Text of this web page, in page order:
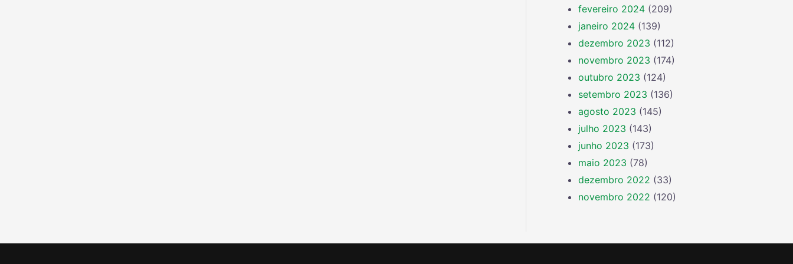
fevereiro 2024 (209)
janeiro 2024 (139)
dezembro 2023 (112)
novembro 2023 (174)
outubro 2023 (124)
setembro 2023 (136)
agosto 2023 (145)
julho 2023 (143)
junho 2023 (173)
maio 2023 (78)
dezembro 2022 (33)
novembro 2022 (120)